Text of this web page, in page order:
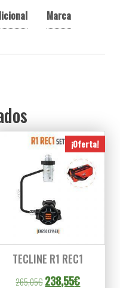
Marca
¡Oferta!
TECLINE R1 REC1
265,05€ El precio original
238,55€El precio